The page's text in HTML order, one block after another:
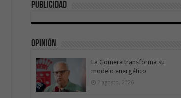
publicidad
Opinión
La Gomera transforma su
modelo energético
2 agosto, 2026